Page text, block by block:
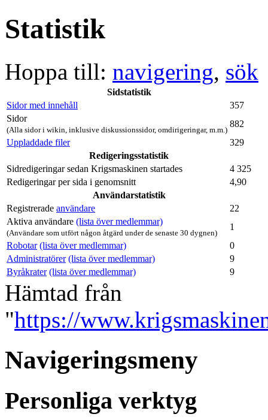
Statistik
Hoppa till: navigering, sök
Sidstatistik
Sidor med innehåll
357
Sidor
(Alla sidor i wikin, inklusive diskussionssidor, omdirigeringar, m.m.)
882
Uppladdade filer
329
Redigeringsstatistik
Sidredigeringar sedan Krigsmaskinen startades
4 325
Redigeringar per sida i genomsnitt
4,90
Användarstatistik
Registrerade användare
22
Aktiva användare (lista över medlemmar)
(Användare som utfört någon åtgärd under de senaste 30 dygnen)
1
Robotar (lista över medlemmar)
0
Administratörer (lista över medlemmar)
9
Byråkrater (lista över medlemmar) 9
Hämtad från
"https://
Navigeringsmeny
Personliga verktyg